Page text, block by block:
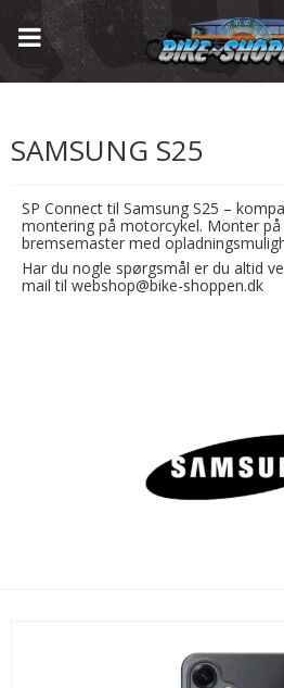
SAMSUNG S25
SP Connect til Samsung S25 –
montering på motorcykel. Monter
bremsemaster med
Har du nogle spørgsmål er du altid
mail til webshop@bike-shoppen.dk